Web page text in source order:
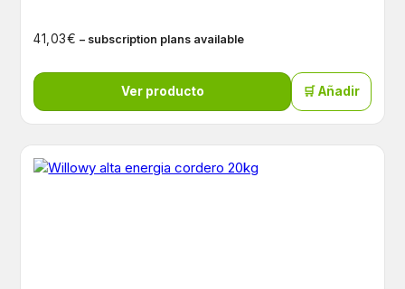
41,03€ – subscription plans available
Ver producto 🛒 Añadir